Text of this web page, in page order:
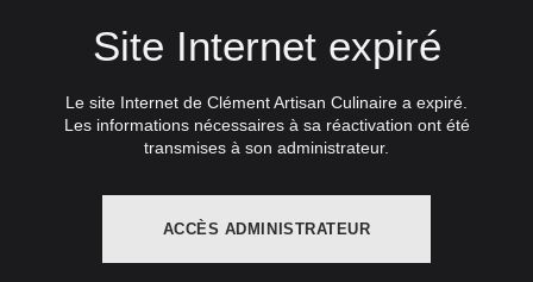
Site Internet expiré
Le site Internet de Clément Artisan Culinaire a expiré.
Les informations nécessaires à sa réactivation ont été
transmises à son administrateur.
ACCÈS ADMINISTRATEUR